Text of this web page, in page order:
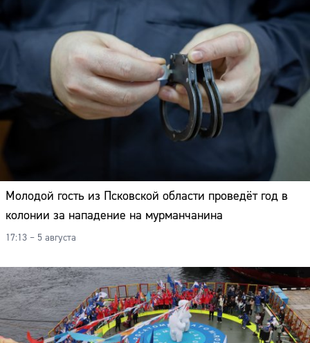
Молодой гость из Псковской области проведёт год в
колонии за нападение на мурманчанина
17:13 – 5 августа